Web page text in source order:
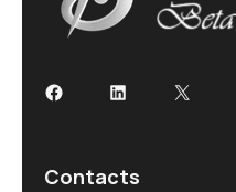
FacebookLinkedIn
X
Contacts